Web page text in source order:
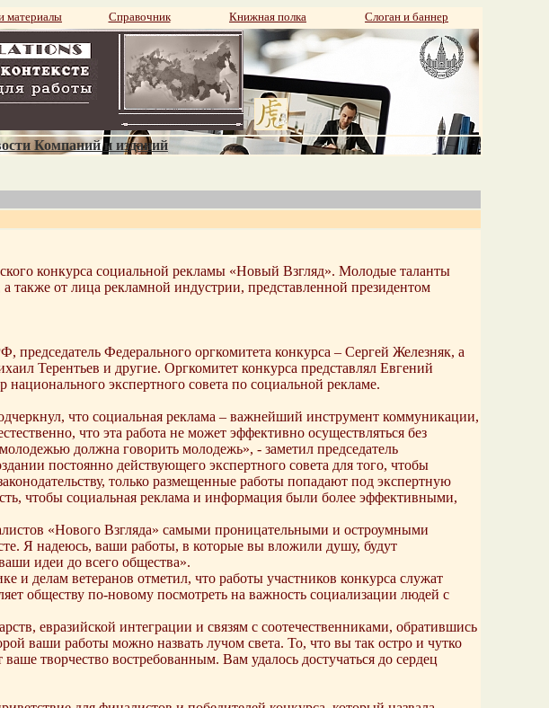
материалы Справочник Книжная полка Слоган и баннер
Компаний и изданий
конкурса социальной рекламы «Новый Взгляд». Молодые таланты
также от лица рекламной индустрии, представленной президентом
Федерального оргкомитета конкурса – Сергей Железняк, а
Терентьев и другие. Оргкомитет конкурса представлял Евгений
экспертного совета по социальной рекламе.
что социальная реклама – важнейший инструмент коммуникации,
что эта работа не может эффективно осуществляться без
должна говорить молодежь», - заметил председатель
постоянно действующего экспертного совета для того, чтобы
только размещенные работы попадают под экспертную
чтобы социальная реклама и информация были более эффективными,
«Нового Взгляда» самыми проницательными и остроумными
Я надеюсь, ваши работы, в которые вы вложили душу, будут
идеи до всего общества».
и делам ветеранов отметил, что работы участников конкурса служат
обществу по-новому посмотреть на важность социализации людей с
евразийской интеграции и связям с соотечественниками, обратившись
ваши работы можно назвать лучом света. То, что вы так остро и чутко
творчество востребованным. Вам удалось достучаться до сердец